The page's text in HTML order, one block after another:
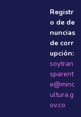
Registr
o de de
nuncias
de corr
upción:
soytran
sparent
e@minc
ultura.g
ov.co